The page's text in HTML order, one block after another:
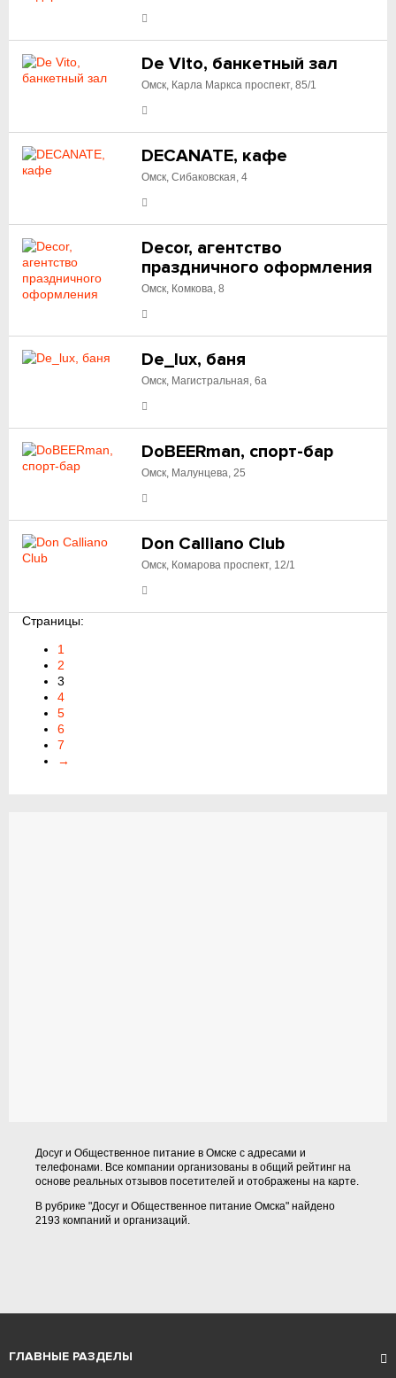
De Vito, банкетный зал
Омск, Карла Маркса проспект, 85/1
DECANATE, кафе
Омск, Сибаковская, 4
Decor, агентство
праздничного оформления
Омск, Комкова, 8
De_lux, баня
Омск, Магистральная, 6а
DoBEERman, спорт-бар
Омск, Малунцева, 25
Don Calliano Club
Омск, Комарова проспект, 12/1
Страницы:
1
2
3
4
5
6
7
→
Досуг и Общественное питание в Омске с адресами и
телефонами. Все компании организованы в общий рейтинг на
основе реальных отзывов посетителей и отображены на карте.
В рубрике "Досуг и Общественное питание Омска" найдено
2193 компаний и организаций.
ГЛАВНЫЕ РАЗДЕЛЫ